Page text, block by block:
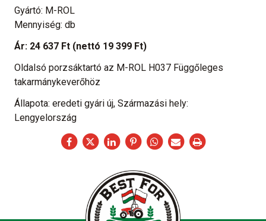
Gyártó: M-ROL
Mennyiség: db
Ár: 24 637 Ft (nettó 19 399 Ft)
Oldalsó porzsáktartó az M-ROL H037 Függőleges
takarmánykeverőhöz
Állapota: eredeti gyári új, Származási hely:
Lengyelország